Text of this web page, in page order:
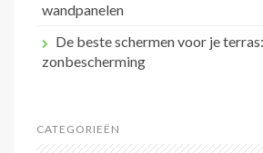
wandpanelen
De beste schermen voor je
zonbescherming
CATEGORIEËN